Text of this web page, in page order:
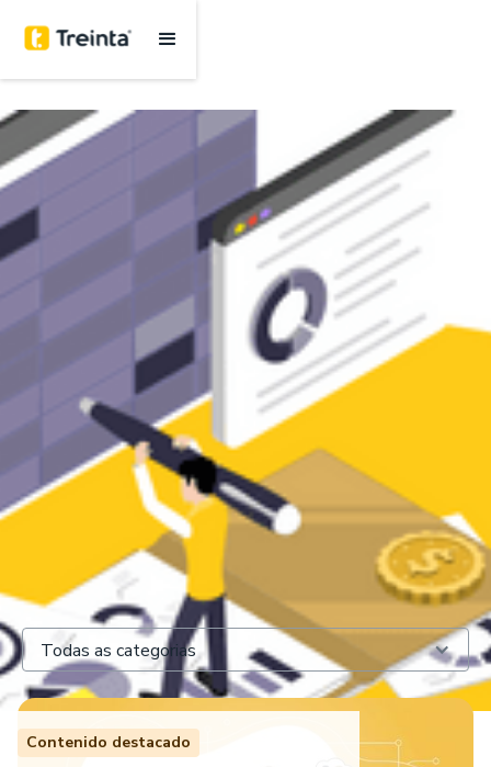
Contenido destacado
Todas as categorias